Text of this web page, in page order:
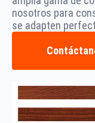
nosotros para
se adapten